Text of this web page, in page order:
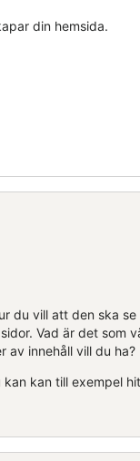
din hemsida.
du vill att den ska
Vad är det som
av innehåll vill du ha?
kan till exempel